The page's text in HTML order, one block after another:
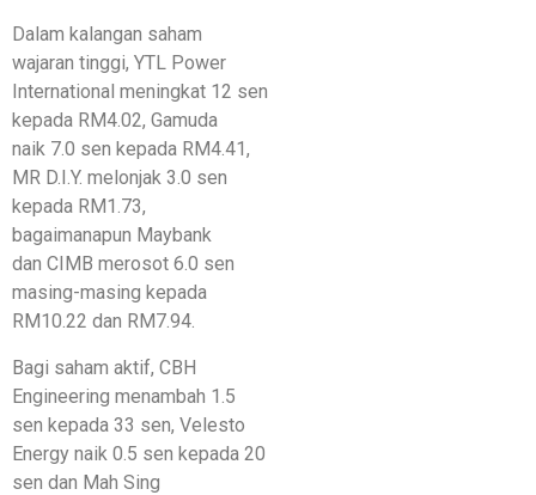
Dalam kalangan saham
wajaran tinggi, YTL Power
International meningkat 12 sen
kepada RM4.02, Gamuda
naik 7.0 sen kepada RM4.41,
MR D.I.Y. melonjak 3.0 sen
kepada RM1.73,
bagaimanapun Maybank
dan CIMB merosot 6.0 sen
masing-masing kepada
RM10.22 dan RM7.94.
Bagi saham aktif, CBH
Engineering menambah 1.5
sen kepada 33 sen, Velesto
Energy naik 0.5 sen kepada 20
sen dan Mah Sing